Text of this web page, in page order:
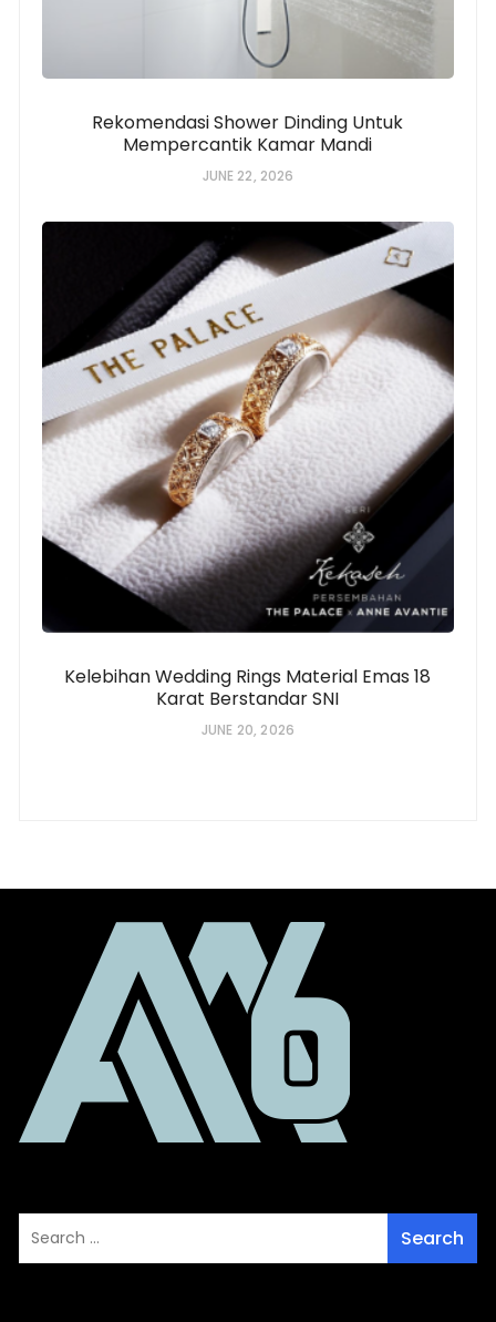
Rekomendasi Shower Dinding Untuk
Mempercantik Kamar Mandi
JUNE 22, 2026
Kelebihan Wedding Rings Material Emas 18
Karat Berstandar SNI
JUNE 20, 2026